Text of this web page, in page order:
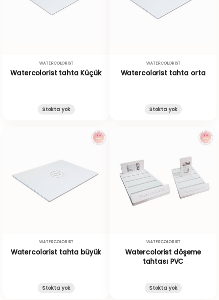
WATERCOLORIST
Watercolorist tahta Küçük
Stokta yok
WATERCOLORIST
Watercolorist tahta orta
Stokta yok
WATERCOLORIST
Watercolorist tahta büyük
Stokta yok
WATERCOLORIST
Watercolorist döşeme
tahtası PVC
Stokta yok